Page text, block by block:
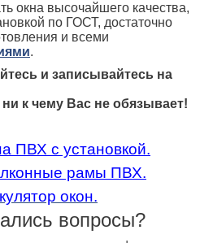
окна высочайшего качества,
по ГОСТ, достаточно
и всеми
.
и записывайтесь на
к чему Вас не обязывает!
ПВХ с установкой.
рамы ПВХ.
окон.
вопросы?